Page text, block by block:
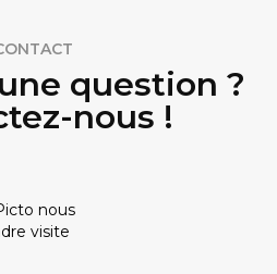
question ?
nous !